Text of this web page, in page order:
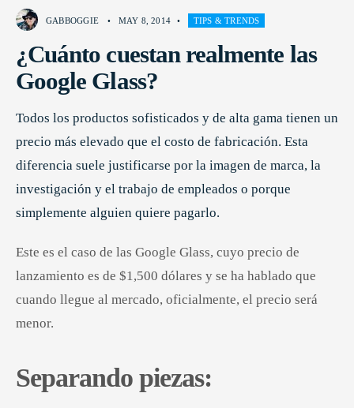
GABBOGGIE • MAY 8, 2014 • TIPS & TRENDS
¿Cuánto cuestan realmente las
Google Glass?
Todos los productos sofisticados y de alta gama tienen un
precio más elevado que el costo de fabricación. Esta
diferencia suele justificarse por la imagen de marca, la
investigación y el trabajo de empleados o porque
simplemente alguien quiere pagarlo.
Este es el caso de las Google Glass, cuyo precio de
lanzamiento es de $1,500 dólares y se ha hablado que
cuando llegue al mercado, oficialmente, el precio será
menor.
Separando piezas: